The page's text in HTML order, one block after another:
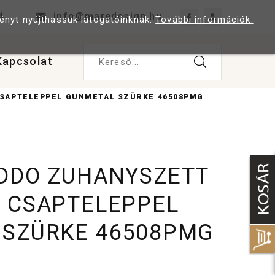
info@maredesign.hu
Kereső...
GUNMETAL SZÜRKE 46508PMG
ZUHANYSZETT
CSAPTELEPPEL
46508PMG
nyújthassuk látogatóinknak.További információk.